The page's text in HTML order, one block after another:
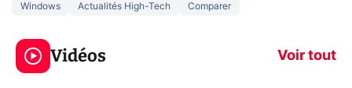
Windows Actualités High-Tech Comparer
Vidéos Voir tout
3 écrans en 1 pour
319€ ? Voici L'AOC
CQ32G4ZA !
prochaine